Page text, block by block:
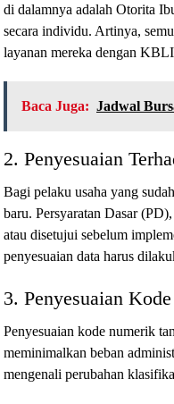
di dalamnya adalah Otorita
secara individu. Artinya,
layanan mereka dengan
Baca Juga: Jadwal
2. Penyesuaian
Bagi pelaku usaha yang
baru. Persyaratan Dasar
atau disetujui sebelum
penyesuaian data harus
3. Penyesuaian
Penyesuaian kode numerik
meminimalkan beban
mengenali perubahan